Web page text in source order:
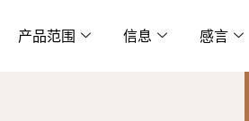
产品范围 信息 感言